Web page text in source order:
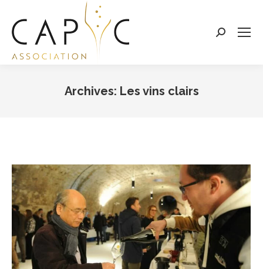
Search:
Archives: Les vins clairs